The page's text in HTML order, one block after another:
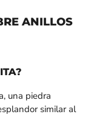
ANILLOS
una piedra
similar al